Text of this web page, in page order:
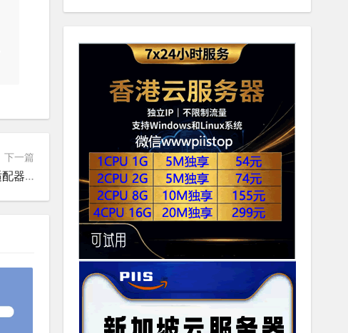
下一篇
网络适配器输入的IP地址**已经分配给另一个适配器** ...从网络文件夹中隐藏..不工作的适配器
两台电脑
第5卷提取以下文件到BOOT文
件夹：;DWM桌面窗口管理器